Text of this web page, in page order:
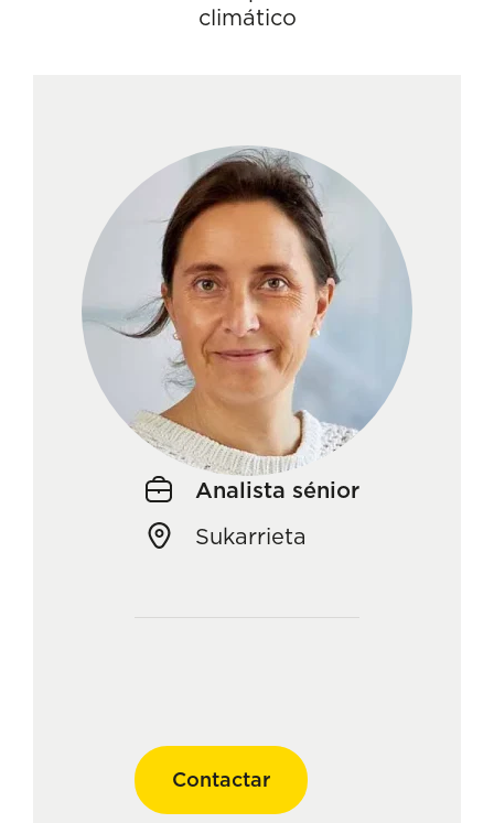
climático
Analista sénior
Sukarrieta
Contactar